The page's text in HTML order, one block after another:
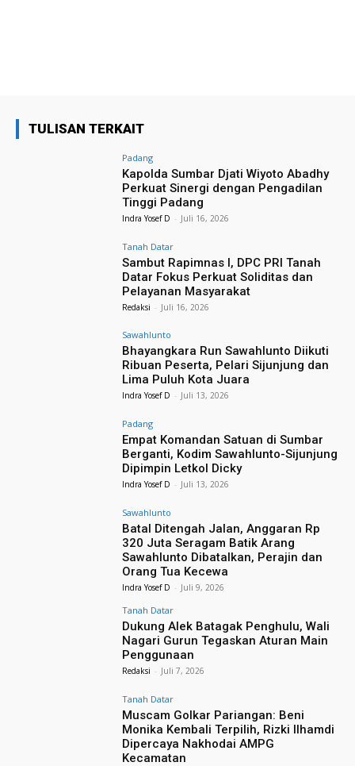
TULISAN TERKAIT
Padang
Kapolda Sumbar Djati Wiyoto Abadhy
Perkuat Sinergi dengan Pengadilan
Tinggi Padang
Indra Yosef D - Juli 16, 2026
Tanah Datar
Sambut Rapimnas I, DPC PRI Tanah
Datar Fokus Perkuat Soliditas dan
Pelayanan Masyarakat
Redaksi - Juli 16, 2026
Sawahlunto
Bhayangkara Run Sawahlunto Diikuti
Ribuan Peserta, Pelari Sijunjung dan
Lima Puluh Kota Juara
Indra Yosef D - Juli 13, 2026
Padang
Empat Komandan Satuan di Sumbar
Berganti, Kodim Sawahlunto-Sijunjung
Dipimpin Letkol Dicky
Indra Yosef D - Juli 13, 2026
Sawahlunto
Batal Ditengah Jalan, Anggaran Rp
320 Juta Seragam Batik Arang
Sawahlunto Dibatalkan, Perajin dan
Orang Tua Kecewa
Indra Yosef D - Juli 9, 2026
Tanah Datar
Dukung Alek Batagak Penghulu, Wali
Nagari Gurun Tegaskan Aturan Main
Penggunaan
Redaksi - Juli 7, 2026
Tanah Datar
​Muscam Golkar Pariangan: Beni
Monika Kembali Terpilih, Rizki Ilhamdi
Dipercaya Nakhodai AMPG
Kecamatan